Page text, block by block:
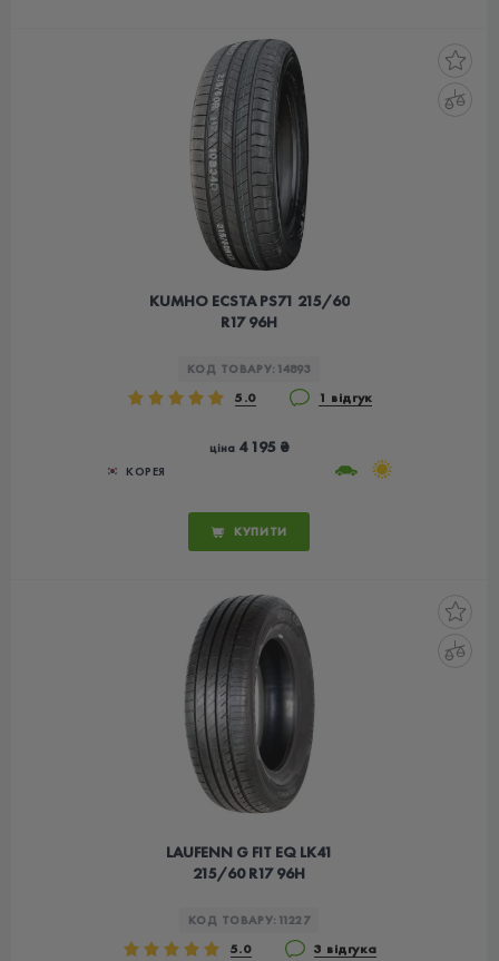
KUMHO ECSTA PS71 215/60
R17 96H
КОД ТОВАРУ: 14893
5.0 1 відгук
ціна4 195 ₴
КОРЕЯ
КУПИТИ
LAUFENN G FIT EQ LK41
215/60 R17 96H
КОД ТОВАРУ: 11227
5.0 3 відгука